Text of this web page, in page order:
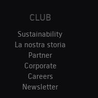
CLUB
Sustainability
La nostra storia
Partner
Corporate
Careers
Newsletter